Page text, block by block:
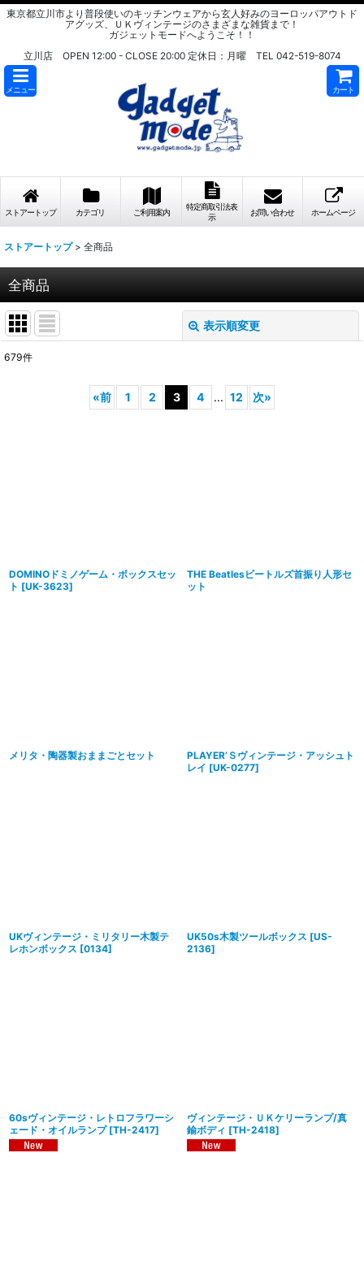
東京都立川市より普段使いのキッチンウェアから玄人好みのヨーロッパアウトド
アグッズ、ＵＫヴィンテージのさまざまな雑貨まで！
ガジェットモードへようこそ！！
立川店 OPEN 12:00 - CLOSE 20:00 定休日：月曜 TEL 042-519-8074
メニュー カート
ストアートップ カテゴリ ご利用案内
特定商取引法表
示
お問い合わせ ホームページ
ストアートップ > 全商品
全商品
表示順変更
679件
«前 1 2 3 4 ... 12 次»
DOMINOドミノゲーム・ボックスセッ
ト [UK-3623]
THE Beatlesビートルズ首振り人形セ
ット
メリタ・陶器製おままごとセット
PLAYER’Ｓヴィンテージ・アッシュト
レイ [UK-0277]
UKヴィンテージ・ミリタリー木製テ
レホンボックス [0134]
UK50s木製ツールボックス [US-
2136]
60sヴィンテージ・レトロフラワーシ
ェード・オイルランプ [TH-2417]
ヴィンテージ・ＵＫケリーランプ/真
鍮ボディ [TH-2418]